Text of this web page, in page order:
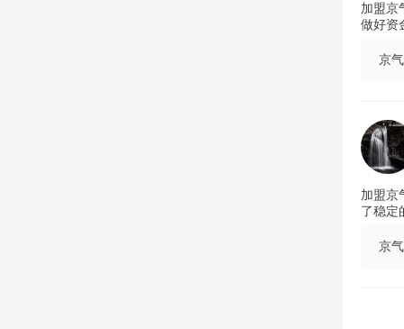
加盟京
做好资
京
加盟京
了稳定
京